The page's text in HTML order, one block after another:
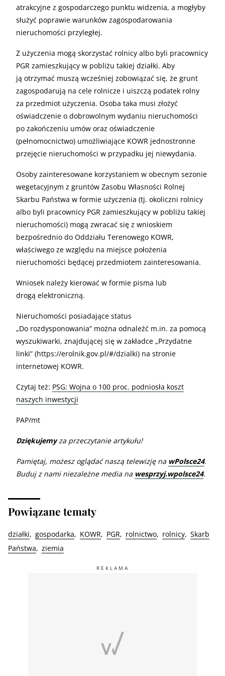
atrakcyjne z gospodarczego punktu widzenia, a mogłyby
służyć poprawie warunków zagospodarowania
nieruchomości przyległej.
Z użyczenia mogą skorzystać rolnicy albo byli pracownicy
PGR zamieszkujący w pobliżu takiej działki. Aby
ją otrzymać muszą wcześniej zobowiązać się, że grunt
zagospodarują na cele rolnicze i uiszczą podatek rolny
za przedmiot użyczenia. Osoba taka musi złożyć
oświadczenie o dobrowolnym wydaniu nieruchomości
po zakończeniu umów oraz oświadczenie
(pełnomocnictwo) umożliwiające KOWR jednostronne
przejęcie nieruchomości w przypadku jej niewydania.
Osoby zainteresowane korzystaniem w obecnym sezonie
wegetacyjnym z gruntów Zasobu Własności Rolnej
Skarbu Państwa w formie użyczenia (tj. okoliczni rolnicy
albo byli pracownicy PGR zamieszkujący w pobliżu takiej
nieruchomości) mogą zwracać się z wnioskiem
bezpośrednio do Oddziału Terenowego KOWR,
właściwego ze względu na miejsce położenia
nieruchomości będącej przedmiotem zainteresowania.
Wniosek należy kierować w formie pisma lub
drogą elektroniczną.
Nieruchomości posiadające status
„Do rozdysponowania” można odnaleźć m.in. za pomocą
wyszukiwarki, znajdującej się w zakładce „Przydatne
linki” (https://erolnik.gov.pl/#/dzialki) na stronie
internetowej KOWR.
Czytaj też: PSG: Wojna o 100 proc. podniosła koszt
naszych inwestycji
PAP/mt
Dziękujemyza przeczytanie artykułu!
Pamiętaj, możesz oglądać naszą telewizję na wPolsce24.
Buduj z nami niezależne media na wesprzyj.wpolsce24.
Powiązane tematy
działki gospodarka KOWR PGR rolnictwo rolnicy Skarb
Państwa
ziemia